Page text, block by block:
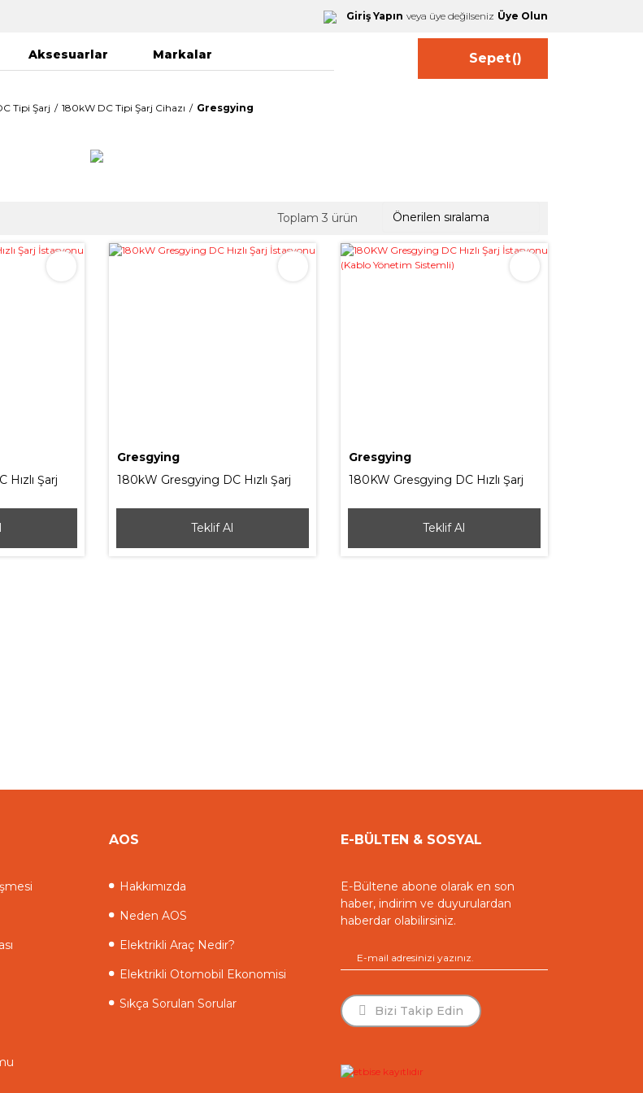
Giriş Yapın veya üye değilseniz Üye Olun
Aksesuarlar Markalar Sepet()
Tipi Şarj 180kW DC Tipi Şarj Cihazı Gresgying
Toplam 3 ürün
Şarj
Gresgying
180kW Gresgying DC Hızlı Şarj
Teklif Al
Gresgying
180KW Gresgying DC Hızlı Şarj
Sistemli)
Teklif Al
AOS
Hakkımızda
Neden AOS
Elektrikli Araç Nedir?
Elektrikli Otomobil Ekonomisi
Sıkça Sorulan Sorular
E-BÜLTEN & SOSYAL
E-Bültene abone olarak en son
haber, indirim ve duyurulardan
haberdar olabilirsiniz.